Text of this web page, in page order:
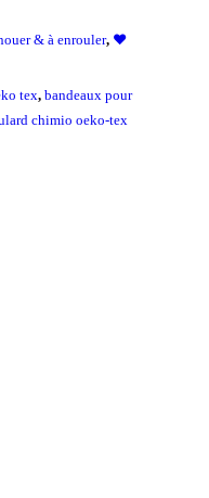
& à enrouler, ❤️
tex,bandeaux pour
chimio oeko-tex